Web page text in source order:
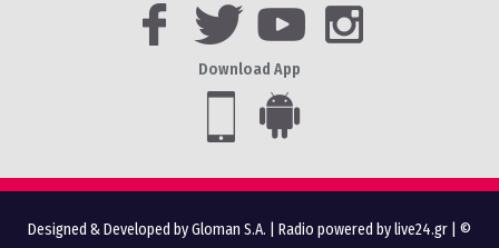
Download App
Designed & Developed by Gloman S.A. Radio powered by live24.gr | ©